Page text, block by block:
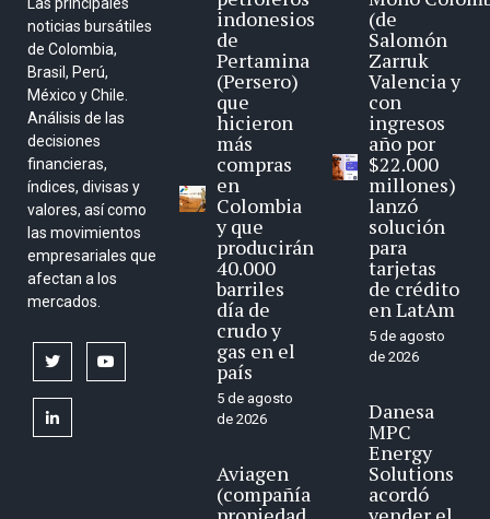
noticias bursátiles
de Colombia,
Brasil, Perú,
México y Chile.
Análisis de las
decisiones
financieras,
índices, divisas y
valores, así como
las movimientos
empresariales que
afectan a los
mercados.
twitter
linkedin
indonesios
de
Pertamina
(Persero)
que
hicieron
más
compras
en
Colombia
y que
producirán
40.000
barriles
día de
crudo y
gas en el
país
5 de agosto
de 2026
Aviagen
(compañía
(de
Salomón
Zarruk
Valencia y
con
ingresos
año por
$22.000
millones)
lanzó
solución
para
tarjetas
de crédito
en LatAm
5 de agosto
de 2026
Danesa
MPC
Energy
Solutions
acordó